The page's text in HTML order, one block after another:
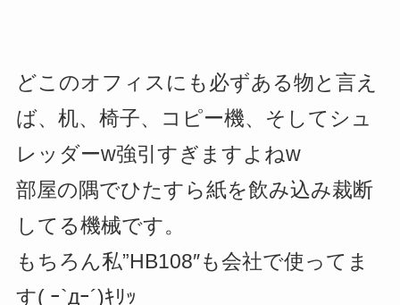
どこのオフィスにも必ずある物と言え
ば、机、椅子、コピー機、そしてシュ
レッダーw強引すぎますよねw
部屋の隅でひたすら紙を飲み込み裁断
してる機械です。
もちろん私”HB108″も会社で使ってま
す( ｰ`дｰ´)ｷﾘｯ